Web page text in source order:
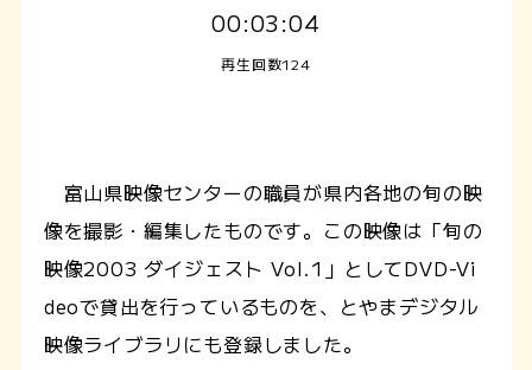
00:03:04
再生回数124
富山県映像センターの職員が県内各地の旬の映
像を撮影・編集したものです。この映像は「旬の
映像2003 ダイジェスト Vol.1」としてDVD-Vi
deoで貸出を行っているものを、とやまデジタル
映像ライブラリにも登録しました。